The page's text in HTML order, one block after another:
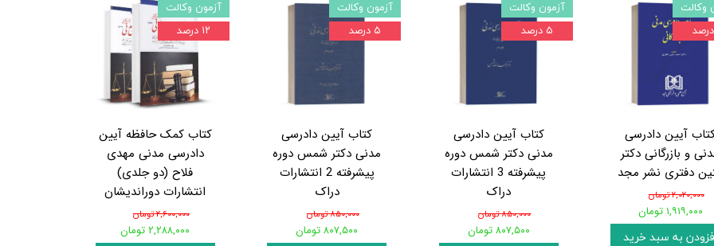
آیین دادرسی
و بازرگانی دکتر
دفتری نشر مجد
۲,۰۲۰,۰۰۰ تومان
۱,۹۱۹,۰۰۰ تومان
به سبد خرید
وکالت
کتاب آیین دادرسی
مدنی دکتر شمس دوره
پیشرفته 3 انتشارات
دراک
۸۵۰,۰۰۰ تومان
۸۰۷,۵۰۰ تومان
آزمون وکالت
۵ درصد
کتاب آیین دادرسی
مدنی دکتر شمس دوره
پیشرفته 2 انتشارات
دراک
۸۵۰,۰۰۰ تومان
۸۰۷,۵۰۰ تومان
آزمون وکالت
۵ درصد
کتاب کمک حافظه آیین
دادرسی مدنی مهدی
فلاح (دو جلدی)
انتشارات دوراندیشان
۲,۶۰۰,۰۰۰ تومان
۲,۲۸۸,۰۰۰ تومان
آزمون وکالت
۱۲ درصد